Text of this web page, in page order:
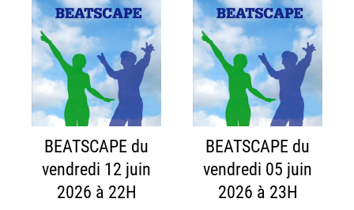
BEATSCAPE du
vendredi 12 juin
2026 à 22H
BEATSCAPE du
vendredi 05 juin
2026 à 23H